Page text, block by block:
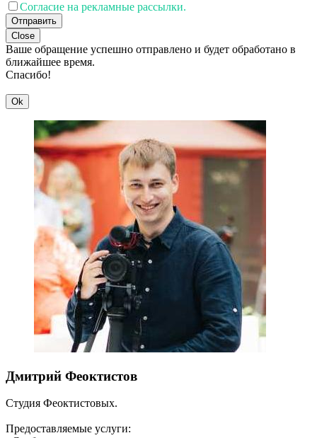
Согласие на рекламные рассылки.
Отправить
Close
Ваше обращение успешно отправлено и будет обработано в
ближайшее время.
Спасибо!
Ok
Дмитрий Феоктистов
Студия Феоктистовых.
Предоставляемые услуги: